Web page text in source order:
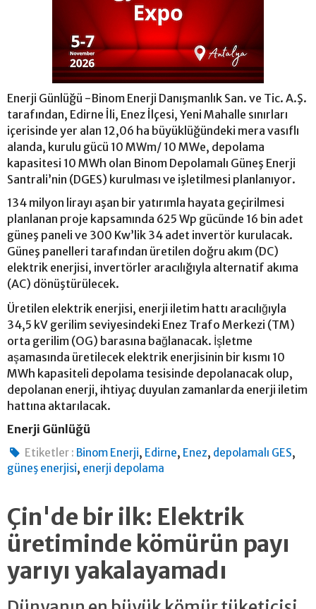
Enerji Günlüğü -Binom Enerji Danışmanlık San. ve Tic. A.Ş.
tarafından, Edirne İli, Enez İlçesi, Yeni Mahalle sınırları
içerisinde yer alan 12,06 ha büyüklüğündeki mera vasıflı
alanda, kurulu gücü 10 MWm/ 10 MWe, depolama
kapasitesi 10 MWh olan Binom Depolamalı Güneş Enerji
Santrali’nin (DGES) kurulması ve işletilmesi planlanıyor.
134 milyon lirayı aşan bir yatırımla hayata geçirilmesi
planlanan proje kapsamında 625 Wp gücünde 16 bin adet
güneş paneli ve 300 Kw’lik 34 adet invertör kurulacak.
Güneş panelleri tarafından üretilen doğru akım (DC)
elektrik enerjisi, invertörler aracılığıyla alternatif akıma
(AC) dönüştürülecek.
Üretilen elektrik enerjisi, enerji iletim hattı aracılığıyla
34,5 kV gerilim seviyesindeki Enez Trafo Merkezi (TM)
orta gerilim (OG) barasına bağlanacak. İşletme
aşamasında üretilecek elektrik enerjisinin bir kısmı 10
MWh kapasiteli depolama tesisinde depolanacak olup,
depolanan enerji, ihtiyaç duyulan zamanlarda enerji iletim
hattına aktarılacak.
Enerji Günlüğü
Etiketler : Binom Enerji, Edirne, Enez, depolamalı GES,
güneş enerjisi, enerji depolama
Çin'de bir ilk: Elektrik
üretiminde kömürün payı
yarıyı yakalayamadı